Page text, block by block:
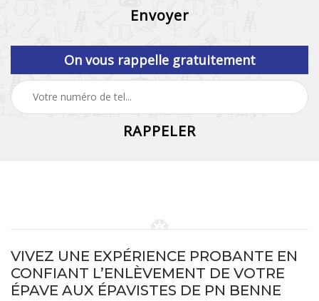
On vous rappelle gratuitement
VIVEZ UNE EXPÉRIENCE PROBANTE EN
CONFIANT L’ENLÈVEMENT DE VOTRE
ÉPAVE AUX ÉPAVISTES DE PN BENNE